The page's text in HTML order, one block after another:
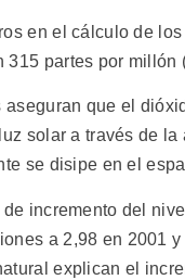
en el cálculo de
315 partes por millón
que el
solar a través de
se disipe en el
incremento del
a 2,98 en 2001
explican el